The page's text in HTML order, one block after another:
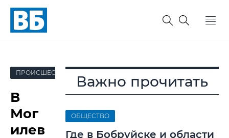
ПРОИСШЕСТВИЯ
В
Мог
илев
Важно прочитать
ОБЩЕСТВО
Где в Бобруйске и области